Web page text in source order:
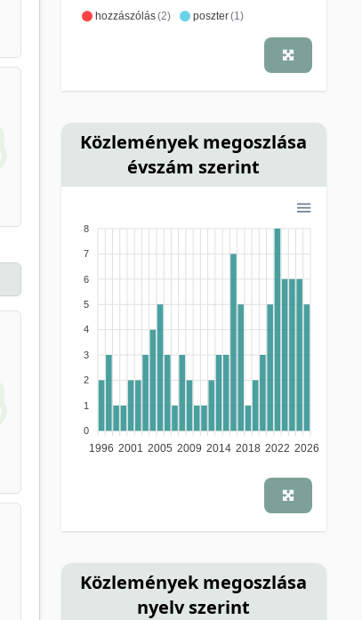
hozzászólás(2) poszter(1)
Közlemények megoszlása
évszám szerint
8
7
6
5
4
3
2
1
0
1996 2001 2005 2009 2014 2018 2022 2026
Közlemények megoszlása
nyelv szerint